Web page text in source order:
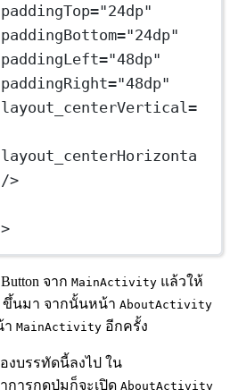
="24dp"
="24dp"
="48dp"
="48dp"
=
/>
>
จาก MainActivity แล้วให้
ขึ้นมา จากนั้นหน้า AboutActivity
า MainActivity อีกครั้ง
งบรรทัดนี้ลงไป ใน
การกดปุ่มก็จะเปิด AboutActivity